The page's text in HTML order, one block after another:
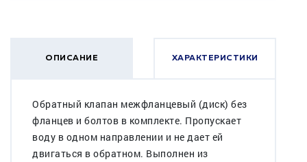
ОПИСАНИЕ ХАРАКТЕРИСТИКИ
Обратный клапан межфланцевый (диск) без
фланцев и болтов в комплекте. Пропускает
воду в одном направлении и не дает ей
двигаться в обратном. Выполнен из